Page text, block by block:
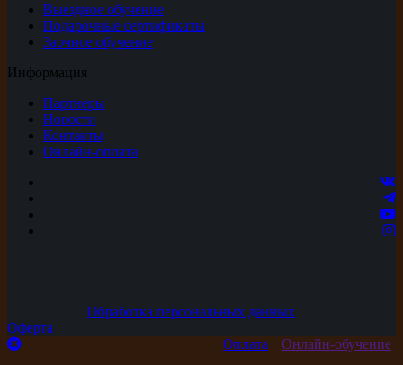
Выездное обучение
Подарочные сертификаты
Заочное обучение
Информация
Партнеры
Новости
Контакты
Онлайн-оплата
Обработка персональных данных
Оферта
Онлайн-обучение
Оплата